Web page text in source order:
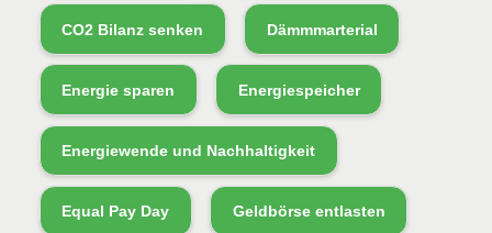
CO2 Bilanz senken Dämmmarterial
Energie sparen Energiespeicher
Energiewende und Nachhaltigkeit
Equal Pay Day Geldbörse entlasten